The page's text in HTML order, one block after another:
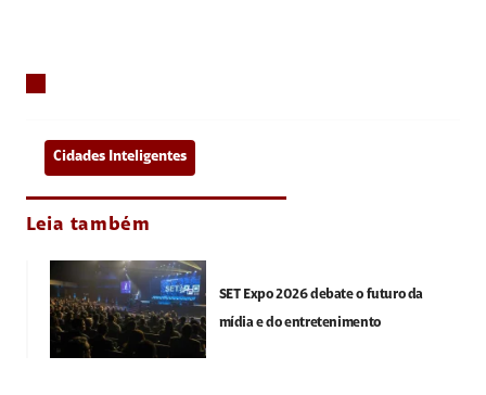
Cidades Inteligentes
Leia também
SET Expo 2026 debate o futuro da
mídia e do entretenimento